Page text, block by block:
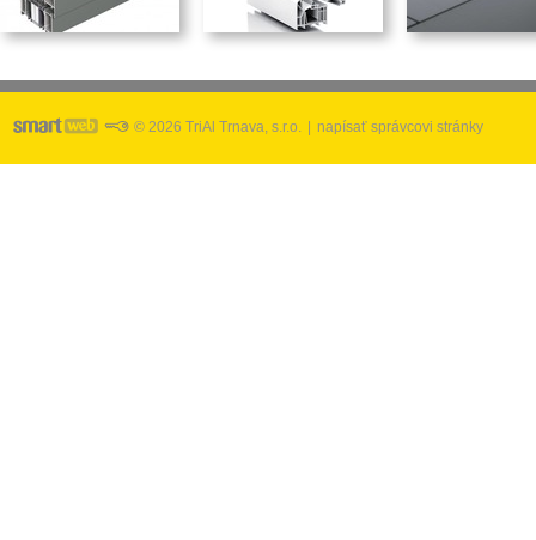
© 2026 TriAl Trnava, s.r.o. napísať správcovi stránky